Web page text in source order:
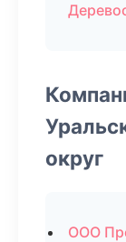
округ
ООО